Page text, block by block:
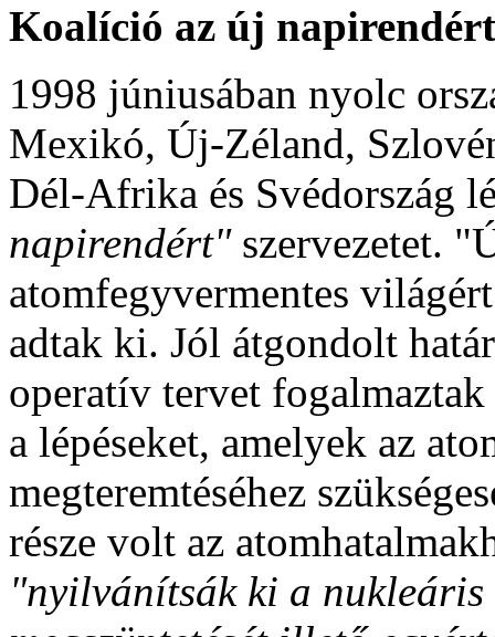
Koalíció az új
1998 júniusában nyolc
Mexikó, Új-Zéland,
Dél-Afrika és Svédország
napirendért" szervezetet.
atomfegyvermentes
adtak ki. Jól átgondolt
operatív tervet
a lépéseket, amelyek az
megteremtéséhez
része volt az
"nyilvánítsák ki a nukleáris